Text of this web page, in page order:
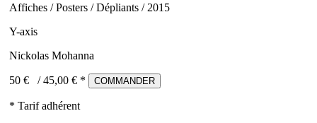
Affiches / Posters / Dépliants / 2015
Y-axis
Nickolas Mohanna
50 € /45,00 € * COMMANDER
* Tarif adhérent